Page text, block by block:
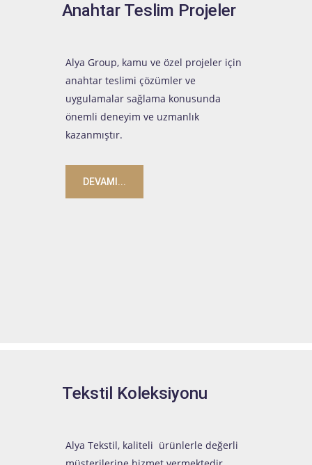
Anahtar Teslim Projeler
Alya Group, kamu ve özel projeler için
anahtar teslimi çözümler ve
uygulamalar sağlama konusunda
önemli deneyim ve uzmanlık
kazanmıştır.
DEVAMI...
Tekstil Koleksiyonu
Alya Tekstil, kaliteli ürünlerle değerli